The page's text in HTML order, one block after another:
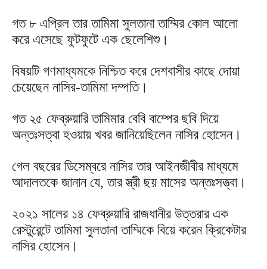
গত ৮ এপ্রিল তার তামিমা সুলতানা তাম্মির কোল আলো
করে এসেছে ফুটফুটে এক ছেলেশিশু।
বিষয়টি গণমাধ্যমকে নিশ্চিত করে দেশবাসীর কাছে দোয়া
চেয়েছেন নাসির-তামিমা দম্পতি।
গত ২৫ ফেব্রুয়ারি তামিমার বেবি বাম্পের ছবি দিয়ে
অন্তঃসত্বা হওয়ায় খবর জানিয়েছিলেন নাসির হোসেন।
গেল বছরের ডিসেম্বরে নাসির তার আইনজীবীর মাধ্যমে
আদালতকে জানান যে, তার স্ত্রী ছয় মাসের অন্তঃসত্ত্বা।
২০২১ সালের ১৪ ফেব্রুয়ারি রাজধানীর উত্তরার এক
রেস্টুরেন্টে তামিমা সুলতানা তাম্মিকে বিয়ে করেন ক্রিকেটার
নাসির হোসেন।